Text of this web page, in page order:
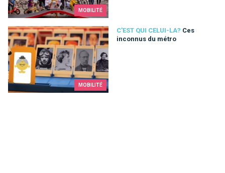
MOBILITÉ
MOBILITÉ
C'EST QUI CELUI-LA? Ces
inconnus du métro
Ces inconnus du métro